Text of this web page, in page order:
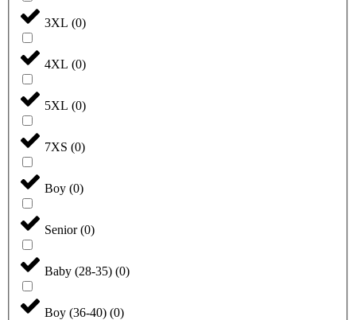
3XL (0)
4XL (0)
5XL (0)
7XS (0)
Boy (0)
Senior (0)
Baby (28-35) (0)
Boy (36-40) (0)